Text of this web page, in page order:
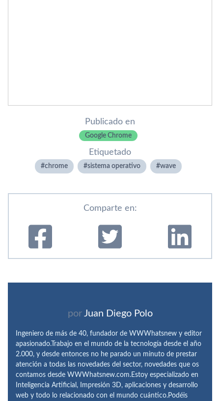
Publicado en
Google Chrome
Etiquetado
chrome sistema operativo wave
Comparte en:
por Juan Diego Polo
Ingeniero de más de 40, fundador de WWWhatsnew y editor
apasionado.Trabajo en el mundo de la tecnología desde el año
2.000, y desde entonces no he parado un minuto de prestar
atención a todas las novedades del sector, novedades que os
contamos desde WWWhatsnew.com.Estoy especializado en
Inteligencia Artificial, Impresión 3D, aplicaciones y desarrollo
web y todo lo relacionado con el mundo cuántico.Podéis